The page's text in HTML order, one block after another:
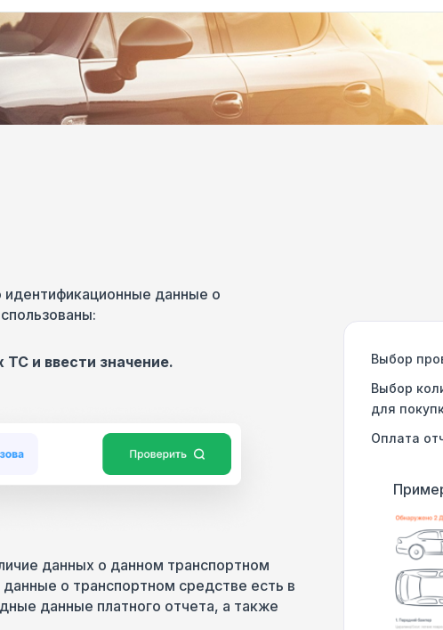
данные о
и ввести значение.
данных о данном транспортном
о транспортном средстве есть в
данные платного отчета, а также
Выбор
Выбор
для
Оплата